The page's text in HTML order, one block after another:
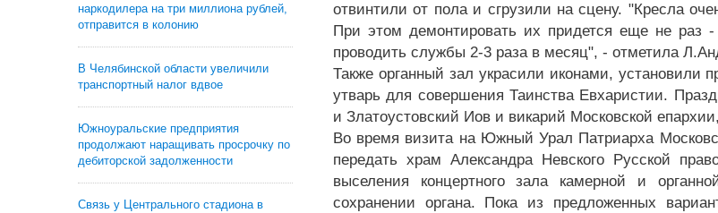
наркодилера на три миллиона рублей,
отправится в колонию
В Челябинской области увеличили
транспортный налог вдвое
Южноуральские предприятия
продолжают наращивать просрочку по
дебиторской задолженности
Связь у Центрального стадиона в
отвинтили от пола и сгрузили на сцену. "Кресла
При этом демонтировать их придется еще не раз
проводить службы 2-3 раза в месяц", - отметила
Также органный зал украсили иконами, установили
утварь для совершения Таинства Евхаристии.
и Златоустовский Иов и викарий Московской
Во время визита на Южный Урал Патриарха
передать храм Александра Невского Русской
выселения концертного зала камерной и
сохранении органа. Пока из предложенных